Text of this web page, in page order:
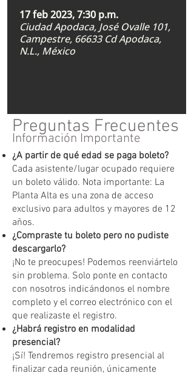
17 feb 2023, 7:30 p.m.
Ciudad Apodaca, José Ovalle 101,
Campestre, 66633 Cd Apodaca,
N.L., México
Preguntas Frecuentes
Información Importante
¿A partir de qué edad se paga boleto?
Cada asistente/lugar ocupado requiere
un boleto válido. Nota importante: La
Planta Alta es una zona de acceso
exclusivo para adultos y mayores de 12
años.
¿Compraste tu boleto pero no pudiste
descargarlo?
¡No te preocupes! Podemos reenviártelo
sin problema. Solo ponte en contacto
con nosotros indicándonos el nombre
completo y el correo electrónico con el
que realizaste el registro.
¿Habrá registro en modalidad
presencial?
¡Sí! Tendremos registro presencial al
finalizar cada reunión, únicamente